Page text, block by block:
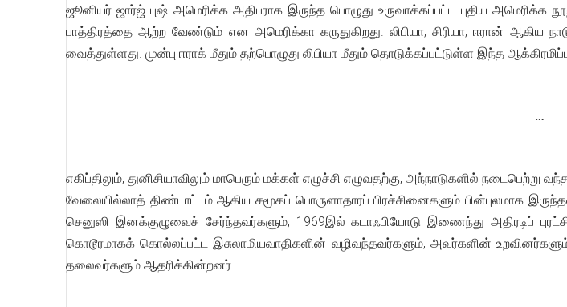
ஜூனியர் ஜார்ஜ் புஷ் அமெரிக்க அதிபராக இருந்த பொழுது உருவாக்கப்பட்ட புதிய அமெரிக்க
பாத்திரத்தை ஆற்ற வேண்டும் என அமெரிக்கா கருதுகிறது. லிபியா, சிரியா, ஈரான்
வைத்துள்ளது. முன்பு ஈராக் மீதும் தற்பொழுது லிபியா மீதும் தொடுக்கப்பட்டுள்ள இந்த
…
எகிப்திலும், துனிசியாவிலும் மாபெரும் மக்கள் எழுச்சி எழுவதற்கு, அந்நாடுகளில் நடைபெற்று
வேலையில்லாத் திண்டாட்டம் ஆகிய சமூகப் பொருளாதாரப் பிரச்சினைகளும் பின்புலமாக
செனுஸி இனக்குழுவைச் சேர்ந்தவர்களும், 1969இல் கடாஃபியோடு இணைந்து அதிரடிப்
கொடூரமாகக் கொல்லப்பட்ட இசுலாமியவாதிகளின் வழிவந்தவர்களும், அவர்களின்
தலைவர்களும் ஆதரிக்கின்றனர்.